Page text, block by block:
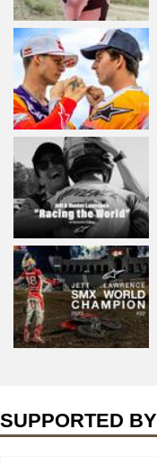
SUPPORTED BY